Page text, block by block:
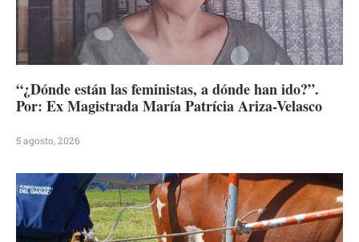
“¿Dónde están las feministas, a dónde han ido?”.
Por: Ex Magistrada María Patrícia Ariza-Velasco
5 agosto, 2026